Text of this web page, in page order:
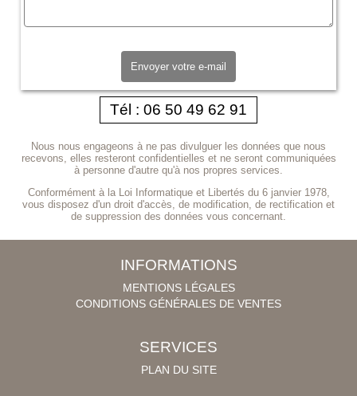
Tél : 06 50 49 62 91
Nous nous engageons à ne pas divulguer les données que nous
recevons, elles resteront confidentielles et ne seront communiquées
à personne d'autre qu'à nos propres services.
Conformément à la Loi Informatique et Libertés du 6 janvier 1978,
vous disposez d'un droit d'accès, de modification, de rectification et
de suppression des données vous concernant.
INFORMATIONS
MENTIONS LÉGALES
CONDITIONS GÉNÉRALES DE VENTES
SERVICES
PLAN DU SITE